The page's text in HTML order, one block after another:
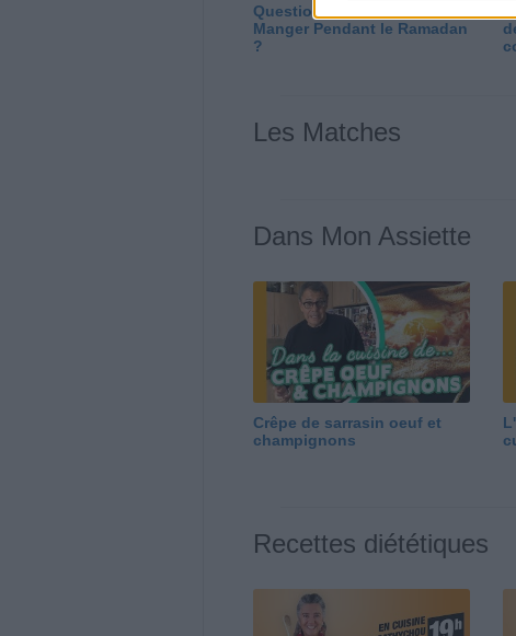
Question/Réponse : Que
Manger Pendant le Ramadan
?
Les Matches
Dans Mon Assiette
Crêpe de sarrasin oeuf et
champignons
Recettes diététiques